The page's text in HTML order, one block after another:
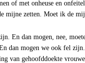
of met onheuse en
mijne zetten. Moet ik de
En dan mogen, nee,
dan mogen we ook fel
van gehoofddoekte